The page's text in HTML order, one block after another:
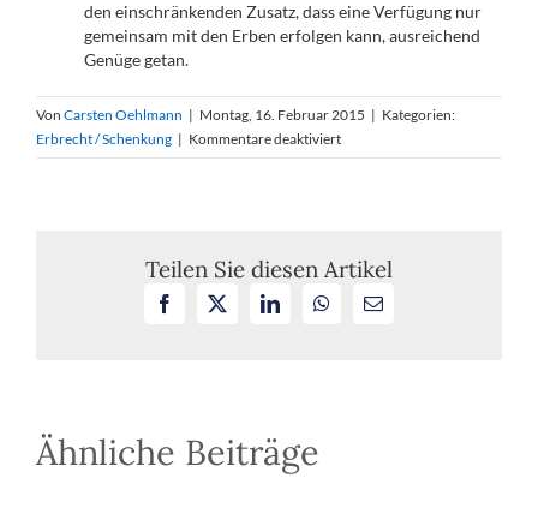
den einschränkenden Zusatz, dass eine Verfügung nur
gemeinsam mit den Erben erfolgen kann, ausreichend
Genüge getan.
Von Carsten Oehlmann | Montag, 16. Februar 2015 | Kategorien:
Erbrecht / Schenkung | Kommentare deaktiviertfür
Beschränkung
Testamentsvollstreckers
Teilen Sie diesen Artikel
Facebook LinkedInWhatsApp
E-
Ähnliche Beiträge